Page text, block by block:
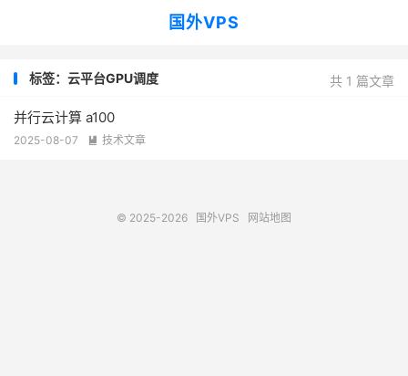
国外VPS
共 1 篇文章
标签：云平台GPU调度
并行云计算 a100
2025-08-07  技术文章
© 2025-2026 国外VPS 网站地图